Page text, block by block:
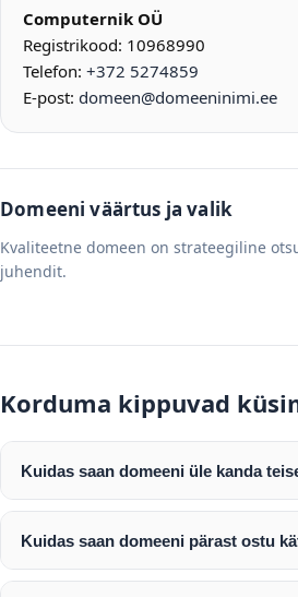
Computernik OÜ
Registrikood: 10968990
Telefon: +372 5274859
E-post: domeen@domeeninimi.ee
Domeeni väärtus ja valik
Kvaliteetne domeen on strateegiline
juhendit.
Korduma kippuvad
Kuidas saan domeeni üle kanda
Pärast makse laekumist edastame
enda valitud registripidaja juurde.
Domeeni ülekandmine toimub
Kuidas saan domeeni pärast ostu
Pärast ostu vormistamist väljastame